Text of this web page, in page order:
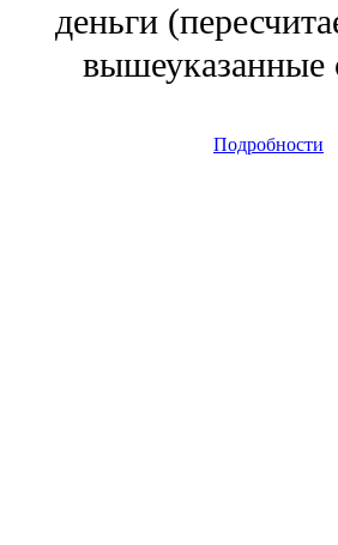
деньги
вышеуказанные
Подробности